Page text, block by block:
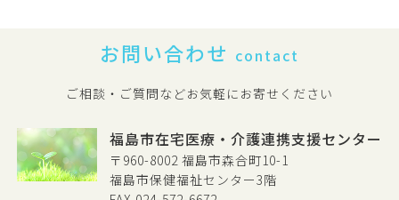
お問い合わせ contact
ご相談・ご質問などお気軽にお寄せください
福島市在宅医療・介護連携支援センター
〒960-8002 福島市森合町10-1
福島市保健福祉センター3階